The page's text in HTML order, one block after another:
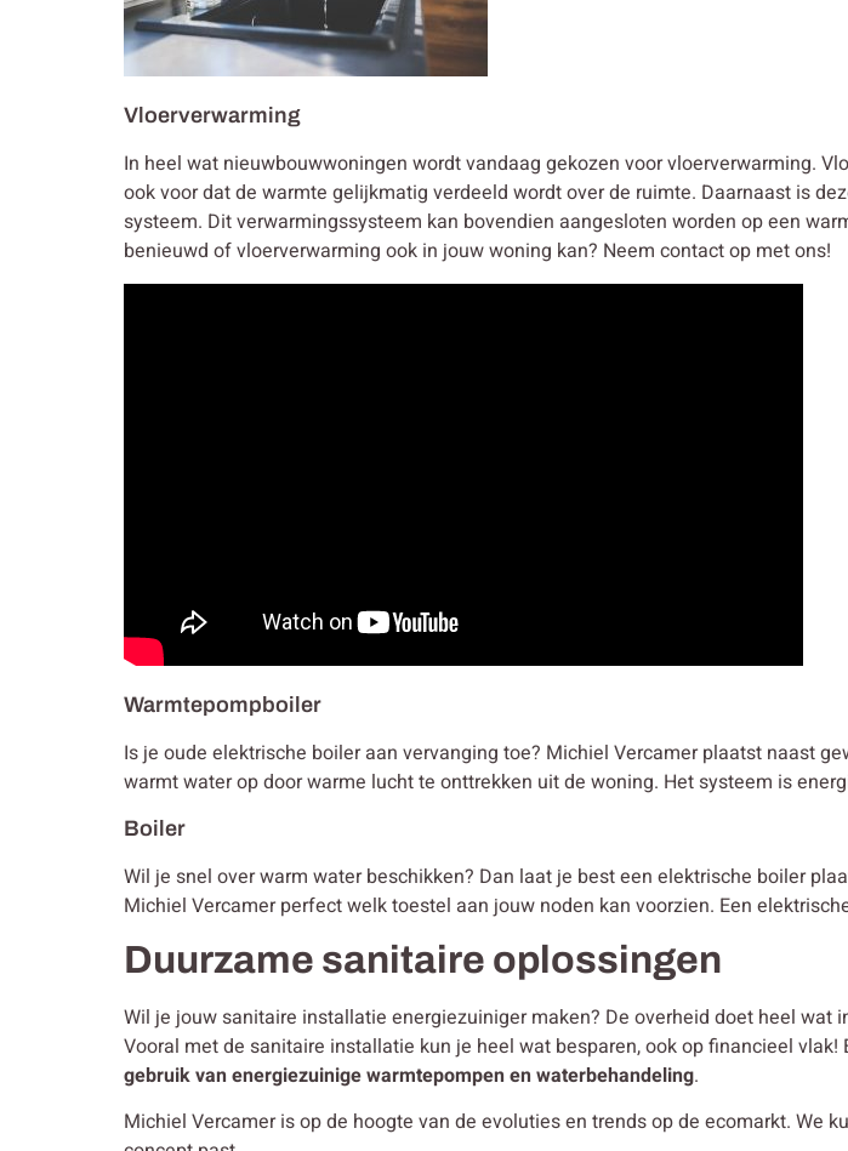
Vloerverwarming
In heel wat nieuwbouwwoningen wordt vandaag gekozen voor vloerverwarming.
ook voor dat de warmte gelijkmatig verdeeld wordt over de ruimte. Daarnaast is
systeem. Dit verwarmingssysteem kan bovendien aangesloten worden op een
benieuwd of vloerverwarming ook in jouw woning kan? Neem contact op met ons!
Warmtepompboiler
Is je oude elektrische boiler aan vervanging toe? Michiel Vercamer plaatst naast
warmt water op door warme lucht te onttrekken uit de woning. Het systeem is
Boiler
Wil je snel over warm water beschikken? Dan laat je best een elektrische boiler
Michiel Vercamer perfect welk toestel aan jouw noden kan voorzien. Een
Duurzame sanitaire oplossingen
Wil je jouw sanitaire installatie energiezuiniger maken? De overheid doet heel
Vooral met de sanitaire installatie kun je heel wat besparen, ook op financieel
gebruik van energiezuinige warmtepompen en waterbehandeling.
Michiel Vercamer is op de hoogte van de evoluties en trends op de ecomarkt. We